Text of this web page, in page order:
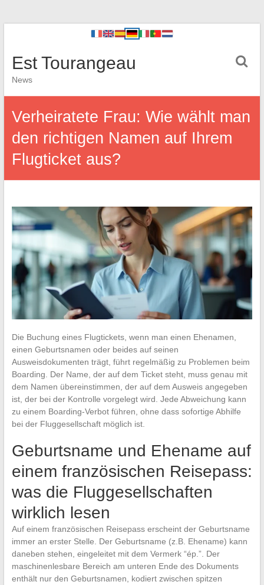
Est Tourangeau
News
Verheiratete Frau: Wie wählt man
den richtigen Namen auf Ihrem
Flugticket aus?
Die Buchung eines Flugtickets, wenn man einen Ehenamen,
einen Geburtsnamen oder beides auf seinen
Ausweisdokumenten trägt, führt regelmäßig zu Problemen beim
Boarding. Der Name, der auf dem Ticket steht, muss genau mit
dem Namen übereinstimmen, der auf dem Ausweis angegeben
ist, der bei der Kontrolle vorgelegt wird. Jede Abweichung kann
zu einem Boarding-Verbot führen, ohne dass sofortige Abhilfe
bei der Fluggesellschaft möglich ist.
Geburtsname und Ehename auf
einem französischen Reisepass:
was die Fluggesellschaften
wirklich lesen
Auf einem französischen Reisepass erscheint der Geburtsname
immer an erster Stelle. Der Geburtsname (z.B. Ehename) kann
daneben stehen, eingeleitet mit dem Vermerk “ép.”. Der
maschinenlesbare Bereich am unteren Ende des Dokuments
enthält nur den Geburtsnamen, kodiert zwischen spitzen